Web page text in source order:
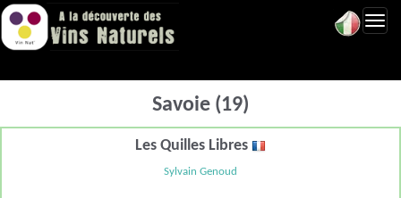
Savoie (19)
Les Quilles Libres
Sylvain Genoud